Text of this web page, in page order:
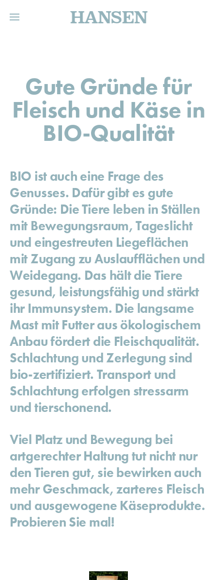
HANSEN
Gute Gründe für
Fleisch und Käse in
BIO-Qualität
BIO ist auch eine Frage des
Genusses. Dafür gibt es gute
Gründe: Die Tiere leben in Ställen
mit Bewegungsraum, Tageslicht
und eingestreuten Liegeflächen
mit Zugang zu Auslaufflächen und
Weidegang. Das hält die Tiere
gesund, leistungsfähig und stärkt
ihr Immunsystem. Die langsame
Mast mit Futter aus ökologischem
Anbau fördert die Fleischqualität.
Schlachtung und Zerlegung sind
bio-zertifiziert. Transport und
Schlachtung erfolgen stressarm
und tierschonend.
Viel Platz und Bewegung bei
artgerechter Haltung tut nicht nur
den Tieren gut, sie bewirken auch
mehr Geschmack, zarteres Fleisch
und ausgewogene Käseprodukte.
Probieren Sie mal!